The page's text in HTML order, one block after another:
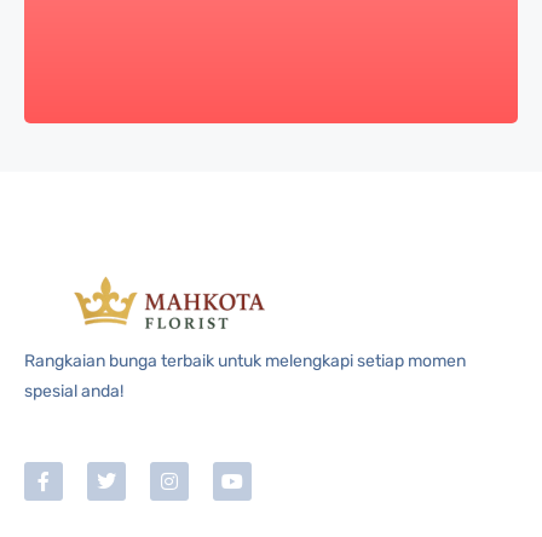
Rangkaian bunga terbaik untuk melengkapi setiap momen
spesial anda!